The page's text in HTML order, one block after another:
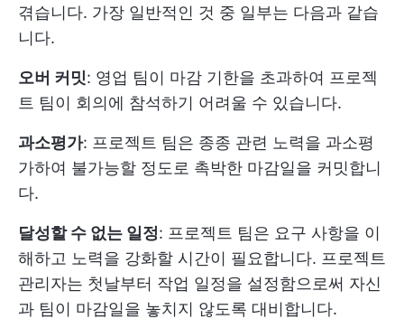
겪습니다. 가장 일반적인 것 중 일부는 다음과 같습
니다.
오버 커밋: 영업 팀이 마감 기한을 초과하여 프로젝
트 팀이 회의에 참석하기 어려울 수 있습니다.
과소평가: 프로젝트 팀은 종종 관련 노력을 과소평
가하여 불가능할 정도로 촉박한 마감일을 커밋합니
다.
달성할 수 없는 일정: 프로젝트 팀은 요구 사항을 이
해하고 노력을 강화할 시간이 필요합니다. 프로젝트
관리자는 첫날부터 작업 일정을 설정함으로써 자신
과 팀이 마감일을 놓치지 않도록 대비합니다.